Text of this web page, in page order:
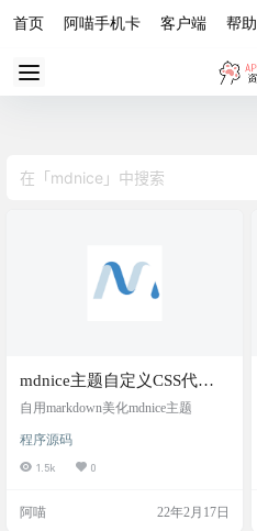
首页 阿喵手机卡 客户端 帮助
mdnice主题自定义CSS代码
(二)，针对老版本
自用markdown美化mdnice主题
程序源码
1.5k 0
阿喵 22年2月17日